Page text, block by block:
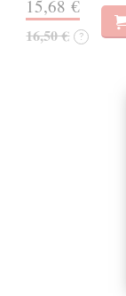
15,68 €
16,50 € ?